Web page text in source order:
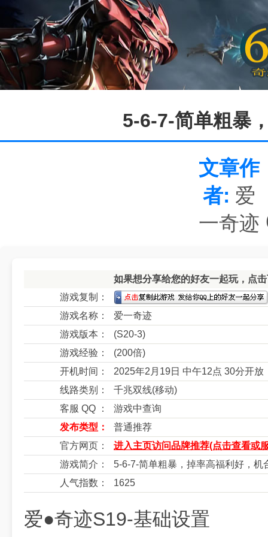
5-6-7-简单粗暴
文章作
者: 爱
一奇迹
如果想分享给您的好友一起玩，点
游戏复制：
游戏名称：
爱一奇迹
游戏版本：
(S20-3)
游戏经验：
(200倍)
开机时间：
2025年2月19日 中午12点 30分开放
线路类别：
千兆双线(移动)
客服 QQ ：
游戏中查询
发布类型：
普通推荐
官方网页：
进入主页访问品牌推荐(点击查看或
游戏简介：
5-6-7-简单粗暴，掉率高福利好，机
人气指数：
1625
爱●奇迹S19-基础设置